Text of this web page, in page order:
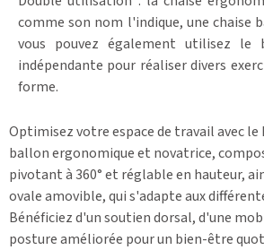
comme son nom l'indique, une chaise
vous pouvez également utilisez le
indépendante pour réaliser divers
forme.
Optimisez votre espace de travail avec le
ballon ergonomique et novatrice,
pivotant à 360° et réglable en hauteur,
ovale amovible, qui s'adapte aux
Bénéficiez d'un soutien dorsal, d'une
posture améliorée pour un bien-être